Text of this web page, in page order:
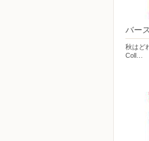
バー
秋はど
Coll…